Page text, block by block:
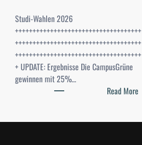
Studi-Wahlen 2026
++++++++++++++++++++++++++++++++++++
++++++++++++++++++++++++++++++++++++
++++++++++++++++++++++++++++++++++++
+ UPDATE: Ergebnisse Die CampusGrüne
gewinnen mit 25%…
Read More: